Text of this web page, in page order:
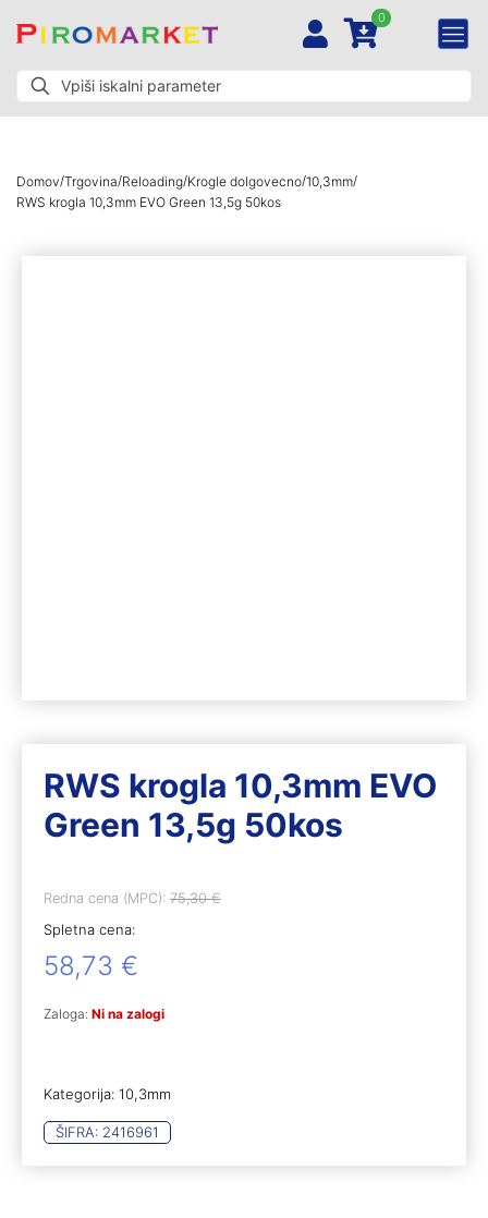
0
Domov/Trgovina/Reloading/Krogle dolgovecno/10,3mm/
RWS krogla 10,3mm EVO Green 13,5g 50kos
RWS krogla 10,3mm EVO
Green 13,5g 50kos
Redna cena (MPC): 75,30€
Spletna cena:
58,73 €
Zaloga: Ni na zalogi
Kategorija: 10,3mm
ŠIFRA: 2416961